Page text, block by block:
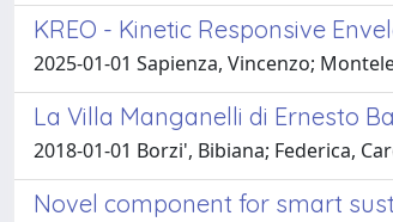
KREO - Kinetic Responsive
2025-01-01 Sapienza, Vincenzo;
La Villa Manganelli di Ernesto
2018-01-01 Borzi', Bibiana; Federica,
Novel component for smart